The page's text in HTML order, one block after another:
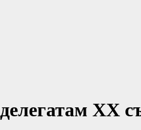
ХХ